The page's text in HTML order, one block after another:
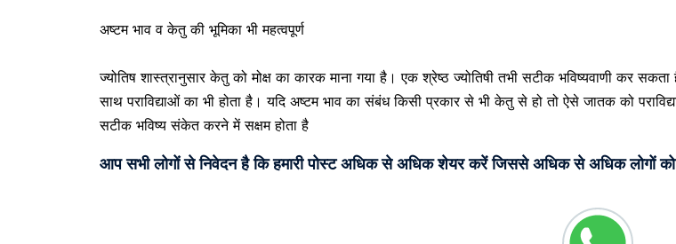
अष्टम भाव व केतु की भूमिका भी महत्वपूर्ण
ज्योतिष शास्त्रानुसार केतु को मोक्ष का कारक माना गया है। एक श्रेष्ठ ज्योतिषी तभी सटीक भविष्यवाणी कर
साथ पराविद्याओं का भी होता है। यदि अष्टम भाव का संबंध किसी प्रकार से भी केतु से हो तो ऐसे जातक को
सटीक भविष्य संकेत करने में सक्षम होता है
आप सभी लोगों से निवेदन है कि हमारी पोस्ट अधिक से अधिक शेयर करें जिससे अधिक से अधिक लोगों को